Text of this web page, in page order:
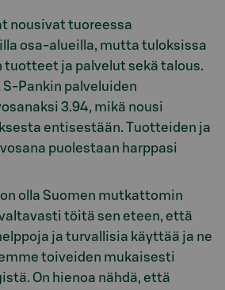
nousivat tuoreessa
osa-alueilla, mutta tuloksissa
tuotteet ja palvelut sekä talous.
Pankin palveluiden
3.94, mikä nousi
entisestään. Tuotteiden ja
puolestaan harppasi
olla Suomen mutkattomin
töitä sen eteen, että
ja turvallisia käyttää ja ne
toiveiden mukaisesti
On hienoa nähdä, että